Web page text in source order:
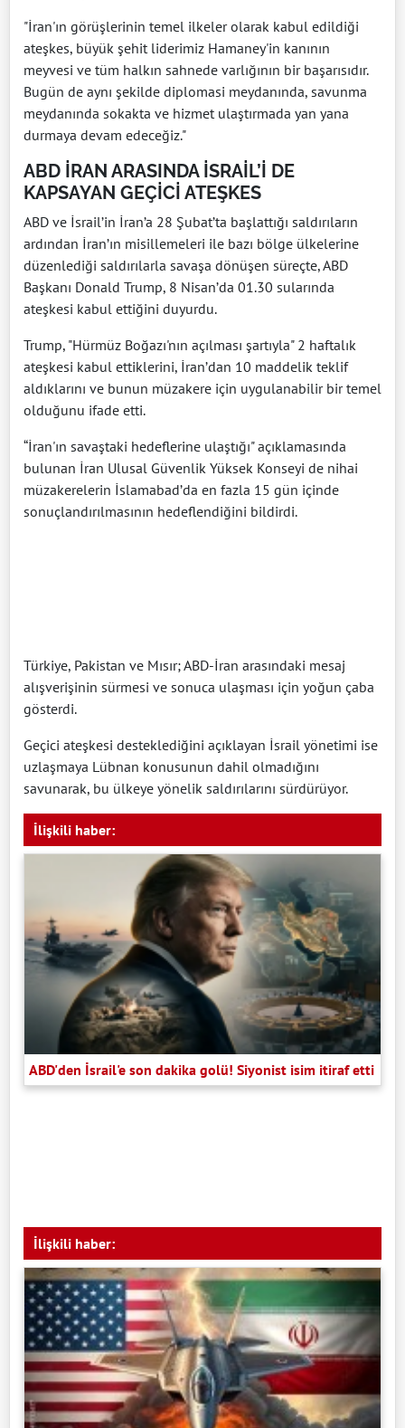
"İran'ın görüşlerinin temel ilkeler olarak kabul edildiği
ateşkes, büyük şehit liderimiz Hamaney'in kanının
meyvesi ve tüm halkın sahnede varlığının bir başarısıdır.
Bugün de aynı şekilde diplomasi meydanında, savunma
meydanında sokakta ve hizmet ulaştırmada yan yana
durmaya devam edeceğiz."
ABD İRAN ARASINDA İSRAİL’İ DE
KAPSAYAN GEÇİCİ ATEŞKES
ABD ve İsrail’in İran’a 28 Şubat’ta başlattığı saldırıların
ardından İran’ın misillemeleri ile bazı bölge ülkelerine
düzenlediği saldırılarla savaşa dönüşen süreçte, ABD
Başkanı Donald Trump, 8 Nisan’da 01.30 sularında
ateşkesi kabul ettiğini duyurdu.
Trump, "Hürmüz Boğazı'nın açılması şartıyla" 2 haftalık
ateşkesi kabul ettiklerini, İran’dan 10 maddelik teklif
aldıklarını ve bunun müzakere için uygulanabilir bir temel
olduğunu ifade etti.
“İran'ın savaştaki hedeflerine ulaştığı" açıklamasında
bulunan İran Ulusal Güvenlik Yüksek Konseyi de nihai
müzakerelerin İslamabad’da en fazla 15 gün içinde
sonuçlandırılmasının hedeflendiğini bildirdi.
Türkiye, Pakistan ve Mısır; ABD-İran arasındaki mesaj
alışverişinin sürmesi ve sonuca ulaşması için yoğun çaba
gösterdi.
Geçici ateşkesi desteklediğini açıklayan İsrail yönetimi ise
uzlaşmaya Lübnan konusunun dahil olmadığını
savunarak, bu ülkeye yönelik saldırılarını sürdürüyor.
İlişkili haber:
ABD'den İsrail'e son dakika golü! Siyonist isim itiraf etti
İlişkili haber: